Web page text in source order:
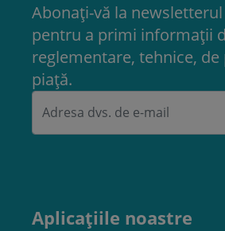
Abonați-vă la
pentru a primi informații
reglementare, tehnice, de
piață.
Aplicațiile noastre